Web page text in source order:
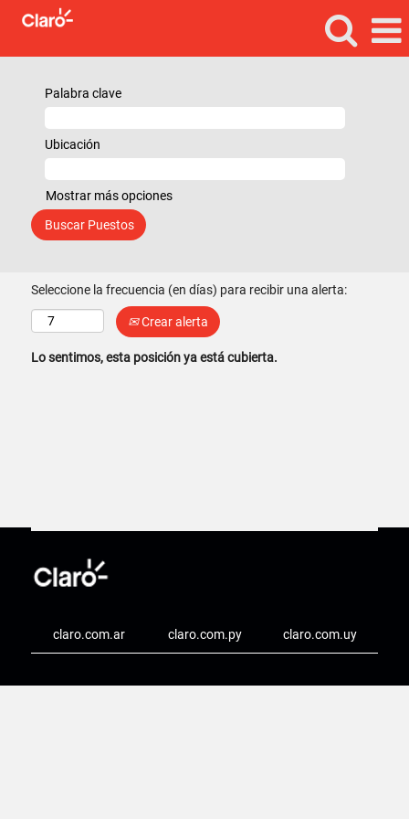
Palabra clave
Ubicación
Mostrar más opciones
Seleccione la frecuencia (en días) para recibir una alerta:
Crear alerta
Lo sentimos, esta posición ya está cubierta.
claro.com.ar claro.com.py claro.com.uy